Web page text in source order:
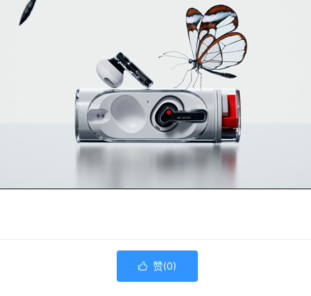
 赞(0)